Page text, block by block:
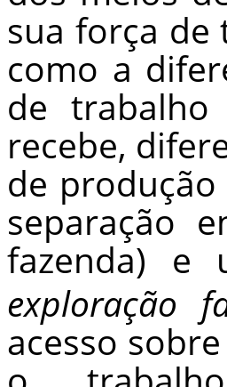
sua força de
como a
de
recebe,
de
separação
fazenda) e
exploração
acesso